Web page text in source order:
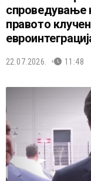
спроведување
правото
22.07.2026. 11:48